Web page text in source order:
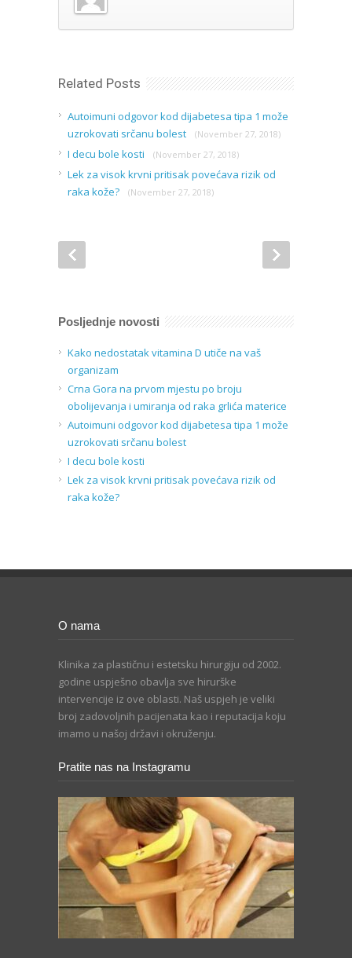
Related Posts
Autoimuni odgovor kod dijabetesa tipa 1 može
uzrokovati srčanu bolest
(November 27, 2018)
I decu bole kosti (November 27, 2018)
Lek za visok krvni pritisak povećava rizik od
raka kože?
(November 27, 2018)
Posljednje novosti
Kako nedostatak vitamina D utiče na vaš
organizam
Crna Gora na prvom mjestu po broju
obolijevanja i umiranja od raka grlića materice
Autoimuni odgovor kod dijabetesa tipa 1 može
uzrokovati srčanu bolest
I decu bole kosti
Lek za visok krvni pritisak povećava rizik od
raka kože?
O nama
Klinika za plastičnu i estetsku hirurgiju od 2002.
godine uspješno obavlja sve hirurške
intervencije iz ove oblasti. Naš uspjeh je veliki
broj zadovoljnih pacijenata kao i reputacija koju
imamo u našoj državi i okruženju.
Pratite nas na Instagramu